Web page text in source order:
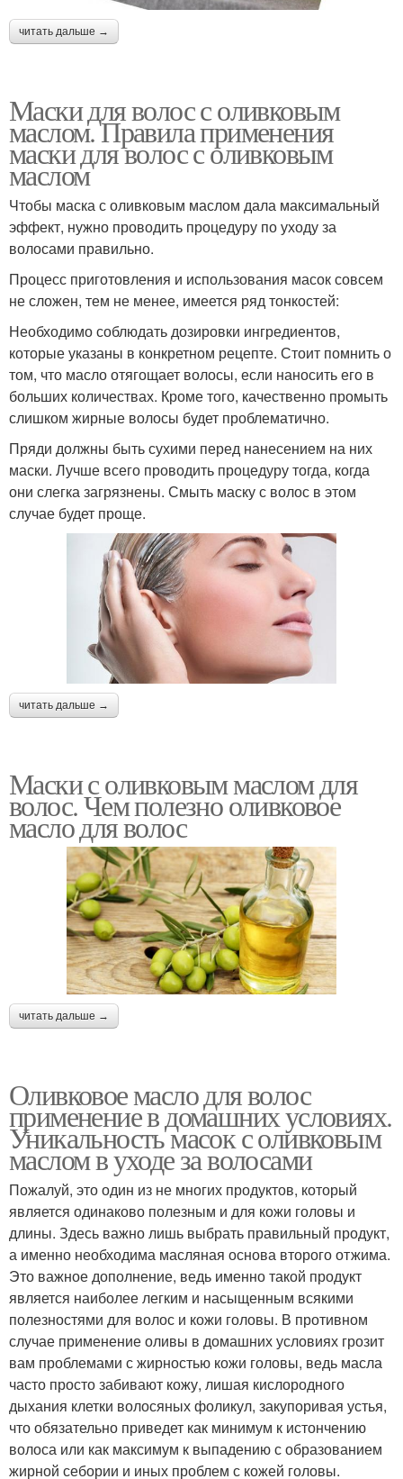
читать дальше →
Маски для волос с оливковым
маслом. Правила применения
маски для волос с оливковым
маслом
Чтобы маска с оливковым маслом дала максимальный
эффект, нужно проводить процедуру по уходу за
волосами правильно.
Процесс приготовления и использования масок совсем
не сложен, тем не менее, имеется ряд тонкостей:
Необходимо соблюдать дозировки ингредиентов,
которые указаны в конкретном рецепте. Стоит помнить о
том, что масло отягощает волосы, если наносить его в
больших количествах. Кроме того, качественно промыть
слишком жирные волосы будет проблематично.
Пряди должны быть сухими перед нанесением на них
маски. Лучше всего проводить процедуру тогда, когда
они слегка загрязнены. Смыть маску с волос в этом
случае будет проще.
читать дальше →
Маски с оливковым маслом для
волос. Чем полезно оливковое
масло для волос
читать дальше →
Оливковое масло для волос
применение в домашних условиях.
Уникальность масок с оливковым
маслом в уходе за волосами
Пожалуй, это один из не многих продуктов, который
является одинаково полезным и для кожи головы и
длины. Здесь важно лишь выбрать правильный продукт,
а именно необходима масляная основа второго отжима.
Это важное дополнение, ведь именно такой продукт
является наиболее легким и насыщенным всякими
полезностями для волос и кожи головы. В противном
случае применение оливы в домашних условиях грозит
вам проблемами с жирностью кожи головы, ведь масла
часто просто забивают кожу, лишая кислородного
дыхания клетки волосяных фоликул, закупоривая устья,
что обязательно приведет как минимум к истончению
волоса или как максимум к выпадению с образованием
жирной себории и иных проблем с кожей головы.